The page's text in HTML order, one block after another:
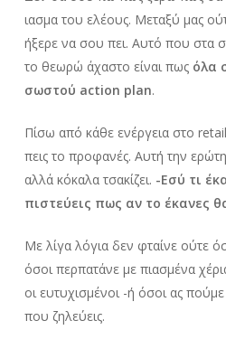
ιασμα του ελέους. Μεταξύ μας
ήξερε να σου πει. Αυτό που στα
το θεωρώ άχαστο είναι πως όλα
σωστού action plan.
Πίσω από κάθε ενέργεια στο
πεις το προφανές. Αυτή την
αλλά κόκαλα τσακίζει. -Εσύ τι
πιστεύεις πως αν το έκανες
Με λίγα λόγια δεν φταίνε ούτε
όσοι περπατάνε με πιασμένα
οι ευτυχισμένοι -ή όσοι ας
που ζηλεύεις.